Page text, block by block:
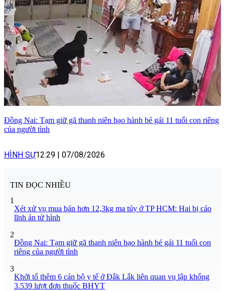
Đồng Nai: Tạm giữ gã thanh niên bạo hành bé gái 11 tuổi con riêng
của người tình
HÌNH SỰ12:29 | 07/08/2026
TIN ĐỌC NHIỀU
1
Xét xử vụ mua bán hơn 12,3kg ma túy ở TP HCM: Hai bị cáo
lĩnh án tử hình
2
Đồng Nai: Tạm giữ gã thanh niên bạo hành bé gái 11 tuổi con
riêng của người tình
3
Khởi tố thêm 6 cán bộ y tế ở Đắk Lắk liên quan vụ lập khống
3.539 lượt đơn thuốc BHYT